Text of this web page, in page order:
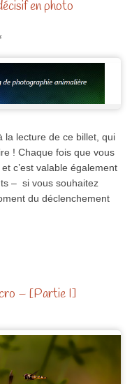
en photo
la lecture de ce billet, qui
! Chaque fois que vous
c’est valable également
– si vous souhaitez
du déclenchement
– [Partie I]